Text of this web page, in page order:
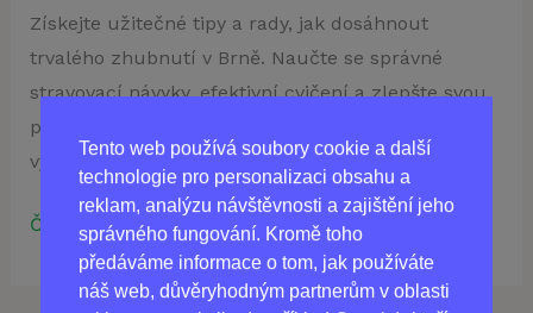
Tento web používá soubory cookie a další
technologie pro personalizaci obsahu a
reklam, analýzu návštěvnosti a zajištění jeho
správného fungování. Kromě toho
předáváme informace o tom, jak používáte
náš web, důvěryhodným partnerům v oblasti
Získejte užitečné tipy a rady, jak dosáhnout
trvalého zhubnutí v Brně. Naučte se správné
stravovací návyky, efektivní cvičení a zlepšte svou
psychickou pohodu pro dosažení dlouhodobých
výsledků.
Číst více »